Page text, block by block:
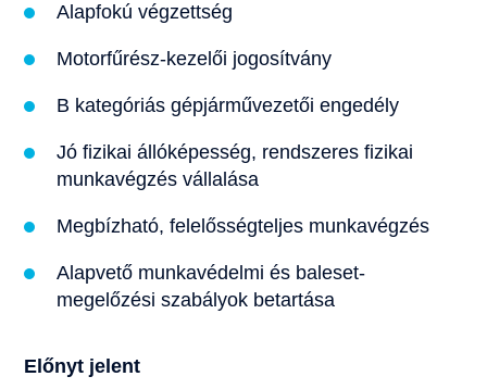
Alapfokú végzettség
Motorfűrész-kezelői jogosítvány
B kategóriás gépjárművezetői engedély
Jó fizikai állóképesség, rendszeres fizikai
munkavégzés vállalása
Megbízható, felelősségteljes munkavégzés
Alapvető munkavédelmi és baleset-
megelőzési szabályok betartása
Előnyt jelent